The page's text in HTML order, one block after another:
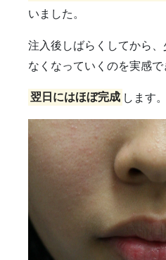
いました。
注入後しばらくしてから
なくなっていくのを実感で
翌日にはほぼ完成 します。